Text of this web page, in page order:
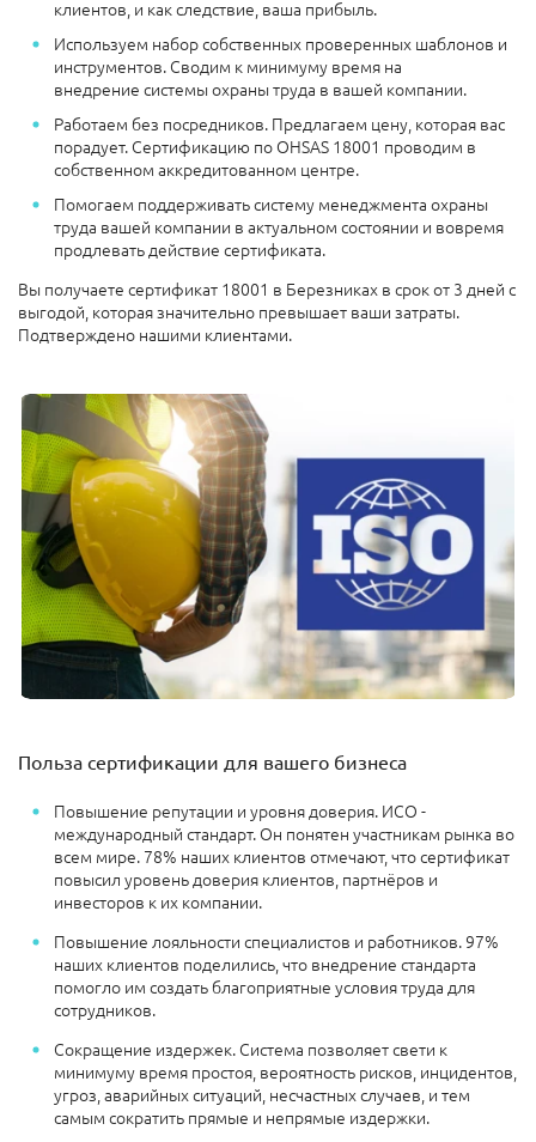
клиентов, и как следствие, ваша прибыль.
Используем набор собственных проверенных шаблонов и
инструментов. Сводим к минимуму время на
внедрение системы охраны труда в вашей компании.
Работаем без посредников. Предлагаем цену, которая вас
порадует. Сертификацию по OHSAS 18001 проводим в
собственном аккредитованном центре.
Помогаем поддерживать систему менеджмента охраны
труда вашей компании в актуальном состоянии и вовремя
продлевать действие сертификата.
Вы получаете сертификат 18001 в Березниках в срок от 3 дней с
выгодой, которая значительно превышает ваши затраты.
Подтверждено нашими клиентами.
Польза сертификации для вашего бизнеса
Повышение репутации и уровня доверия. ИСО -
международный стандарт. Он понятен участникам рынка во
всем мире. 78% наших клиентов отмечают, что сертификат
повысил уровень доверия клиентов, партнёров и
инвесторов к их компании.
Повышение лояльности специалистов и работников. 97%
наших клиентов поделились, что внедрение стандарта
помогло им создать благоприятные условия труда для
сотрудников.
Сокращение издержек. Система позволяет свети к
минимуму время простоя, вероятность рисков, инцидентов,
угроз, аварийных ситуаций, несчастных случаев, и тем
самым сократить прямые и непрямые издержки.